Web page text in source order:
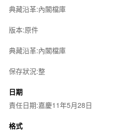
典藏沿革:內閣檔庫
版本:原件
典藏沿革:內閣檔庫
保存狀況:整
日期
責任日期:嘉慶11年5月28日
格式